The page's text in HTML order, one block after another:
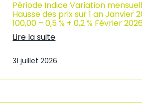
Période Indice Variation
Hausse des prix sur 1 an Janvier
100,00 – 0,5 % + 0,2 % Février
Lire la suite
n
i
31 juillet 2026